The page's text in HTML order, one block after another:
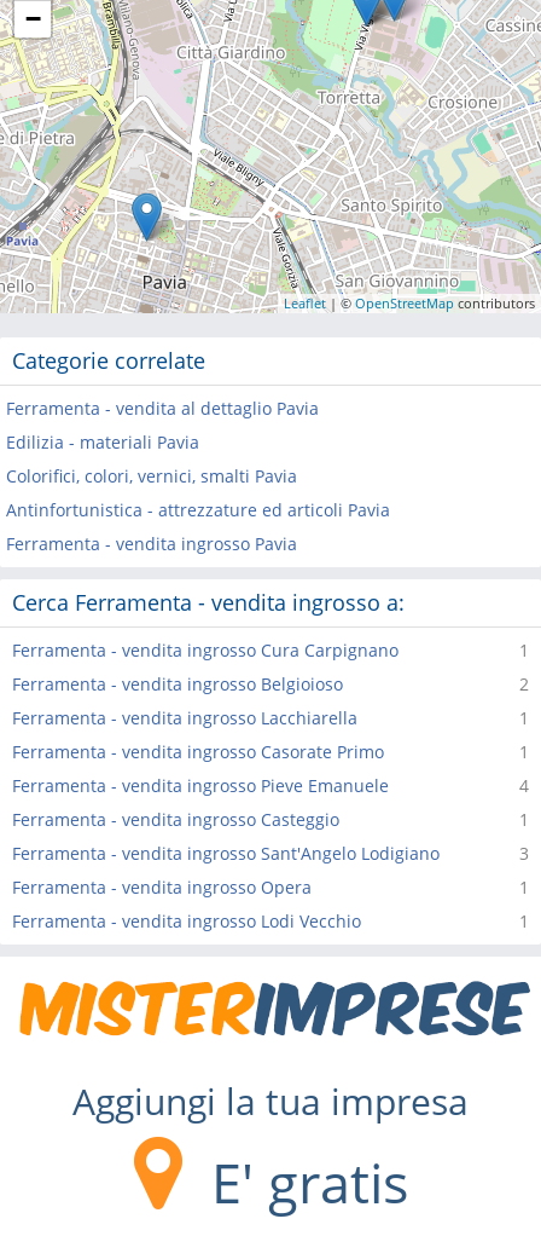
−
Leaflet| © OpenStreetMap contributors
Categorie correlate
Ferramenta - vendita al dettaglio Pavia
Edilizia - materiali Pavia
Colorifici, colori, vernici, smalti Pavia
Antinfortunistica - attrezzature ed articoli Pavia
Ferramenta - vendita ingrosso Pavia
Cerca Ferramenta - vendita ingrosso a:
1
Ferramenta - vendita ingrosso Cura Carpignano
2
Ferramenta - vendita ingrosso Belgioioso
1
Ferramenta - vendita ingrosso Lacchiarella
1
Ferramenta - vendita ingrosso Casorate Primo
4
Ferramenta - vendita ingrosso Pieve Emanuele
1
Ferramenta - vendita ingrosso Casteggio
3
Ferramenta - vendita ingrosso Sant'Angelo Lodigiano
1
Ferramenta - vendita ingrosso Opera
1
Ferramenta - vendita ingrosso Lodi Vecchio
Aggiungi la tua impresa
E' gratis